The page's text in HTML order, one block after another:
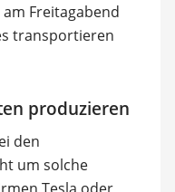
am Freitagabend
transportieren
produzieren
den
um solche